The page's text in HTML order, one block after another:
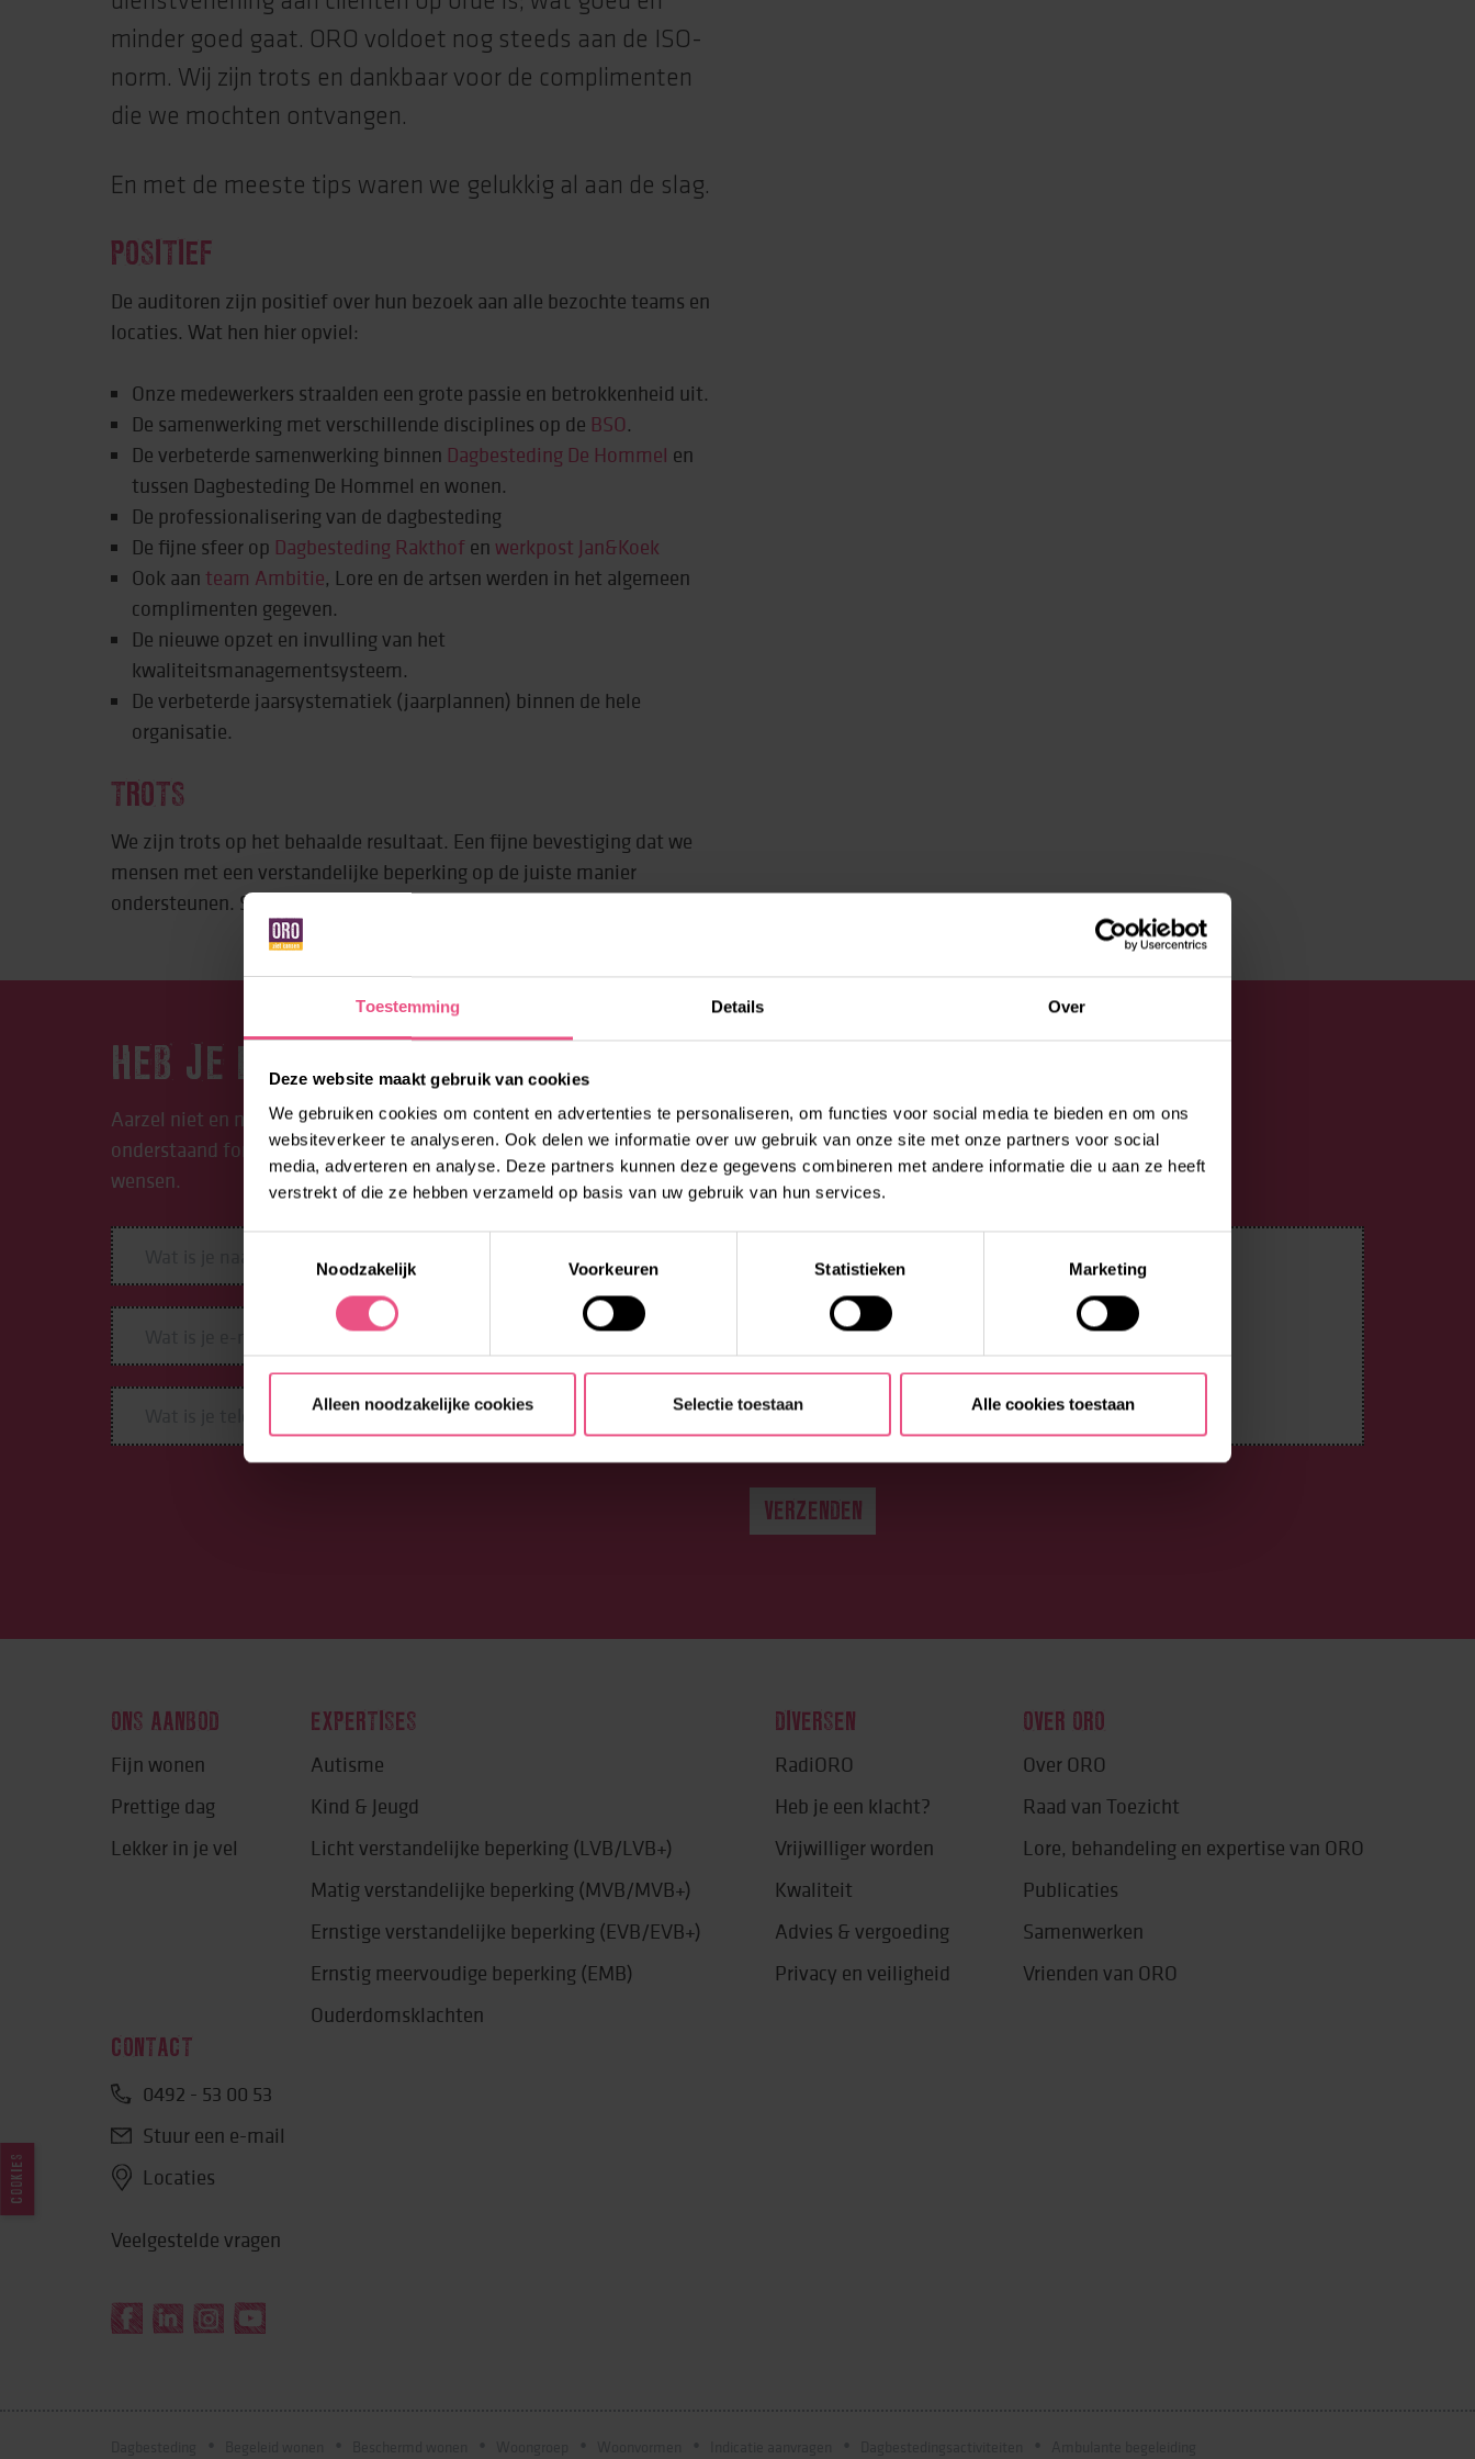
Toestemming Details Over
Deze website maakt gebruik van cookies
We gebruiken cookies om content en advertenties te personaliseren, om functies voor social media te bieden en om ons
websiteverkeer te analyseren. Ook delen we informatie over uw gebruik van onze site met onze partners voor social
media, adverteren en analyse. Deze partners kunnen deze gegevens combineren met andere informatie die u aan ze heeft
verstrekt of die ze hebben verzameld op basis van uw gebruik van hun services.
Noodzakelijk
Voorkeuren Statistieken Marketing
Alleen noodzakelijke cookies Selectie toestaan Alle cookies toestaan
Behandeling & expertise (Lore)
minder goed gaat. ORO voldoet nog steeds aan de ISO-
norm. Wij zijn trots en dankbaar voor de complimenten
die we mochten ontvangen.
En met de meeste tips waren we gelukkig al aan de slag.
POSITIEF
De auditoren zijn positief over hun bezoek aan alle bezochte teams en
locaties. Wat hen hier opviel:
Onze medewerkers straalden een grote passie en betrokkenheid uit.
De samenwerking met verschillende disciplines op de BSO.
De verbeterde samenwerking binnen Dagbesteding De Hommel en
tussen Dagbesteding De Hommel en wonen.
De professionalisering van de dagbesteding
De fijne sfeer op Dagbesteding Rakthof enwerkpost Jan&Koek
Ook aan team Ambitie, Lore en de artsen werden in het algemeen
complimenten gegeven.
De nieuwe opzet en invulling van het
kwaliteitsmanagementsysteem.
De verbeterde jaarsystematiek (jaarplannen) binnen de hele
organisatie.
TROTS
We zijn trots op het behaalde resultaat. Een fijne bevestiging dat we
mensen met een verstandelijke beperking op de juiste manier
ondersteunen. Samen groeien we verder van geluk.
HEB JE EEN VRAAG?
Aarzel niet en neem contact op met ORO. Bel:0492 - 53 00 53of vul
onderstaand formulier in. We begeleiden je graag bij jouw vragen en
wensen.
ONS AANBOD
Fijn wonen
Prettige dag
Lekker in je vel
EXPERTISES
Autisme
Kind & Jeugd
Licht verstandelijke beperking (LVB/LVB+)
Matig verstandelijke beperking (MVB/MVB+)
Ernstige verstandelijke beperking (EVB/EVB+)
Ernstig meervoudige beperking (EMB)
Ouderdomsklachten
DIVERSEN
RadiORO
Heb je een klacht?
Vrijwilliger worden
Kwaliteit
Advies & vergoeding
Privacy en veiligheid
OVER ORO
Over ORO
Raad van Toezicht
Lore, behandeling en expertise van ORO
Publicaties
Samenwerken
Vrienden van ORO
CONTACT
0492 - 53 00 53
Stuur een e-mail
Locaties
Veelgestelde vragen
COOKIES